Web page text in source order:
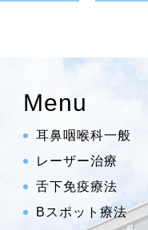
Menu
耳鼻咽喉科一般
レーザー治療
舌下免疫療法
Bスポット療法